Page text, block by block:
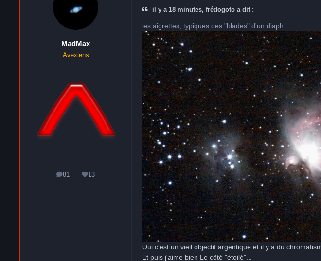
MadMax
Avexiens
81
messages13
Réputation
il y a 18 minutes, frédogoto a dit :
les aigrettes, typiques des "blades" d'un diaph
Oui c'est un vieil objectif argentique et il y a du
Et puis j'aime bien Le côté "étoilé"...